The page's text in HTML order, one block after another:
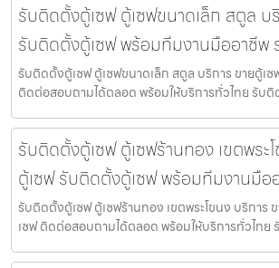
รับติดตั้งตู้เซฟ ตู้เซฟขนาดเล็ก สตูล บ
รับติดตั้งตู้เซฟ พร้อมทีมงานมืออาชีพ
รับติดตั้งตู้เซฟ ตู้เซฟขนาดเล็ก สตูล บริการ ขายตู้เ
ติดต่อสอบถามได้ตลอด พร้อมให้บริการทั่วไทย รับ
รับติดตั้งตู้เซฟ ตู้เซฟร้านทอง เขตพระ
ตู้เซฟ รับติดตั้งตู้เซฟ พร้อมทีมงานมือ
รับติดตั้งตู้เซฟ ตู้เซฟร้านทอง เขตพระโขนง บริการ
เซฟ ติดต่อสอบถามได้ตลอด พร้อมให้บริการทั่วไทย รั